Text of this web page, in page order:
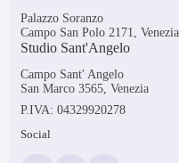
Palazzo Soranzo
Campo San Polo 2171, Venezia
Studio Sant'Angelo
Campo Sant' Angelo
San Marco 3565, Venezia
P.IVA: 04329920278
Social